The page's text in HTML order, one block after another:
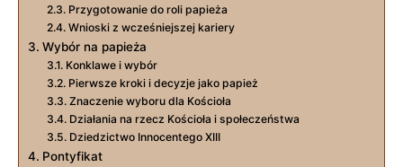
Przygotowanie do roli papieża
Wnioski z wcześniejszej kariery
Wybór na papieża
Konklawe i wybór
Pierwsze kroki i decyzje jako papież
Znaczenie wyboru dla Kościoła
Działania na rzecz Kościoła i społeczeństwa
Dziedzictwo Innocentego XIII
Pontyfikat